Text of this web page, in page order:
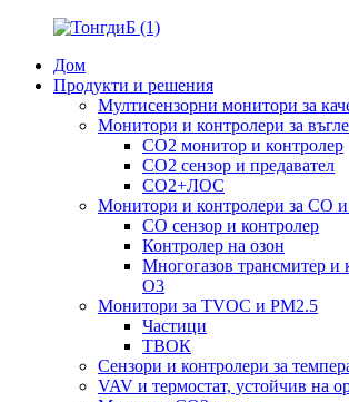
Дом
Продукти и решения
Мултисензорни монитори за
Монитори и контролери за
CO2 монитор и контролер
CO2 сензор и предавател
CO2+ЛОС
Монитори и контролери за CO и
CO сензор и контролер
Контролер на озон
Многогазов трансмитер и
O3
Монитори за TVOC и PM2.5
Частици
ТВОК
Сензори и контролери за
VAV и термостат, устойчив на